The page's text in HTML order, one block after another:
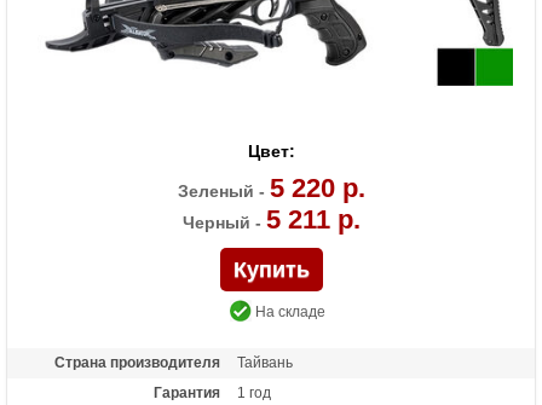
Цвет:
Зеленый - 5 220 р.
Черный - 5 211 р.
На складе
Страна производителя
Тайвань
Гарантия
1 год